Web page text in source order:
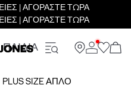
| ΑΓΟΡΑΣΤΕ ΤΩΡΑ
| ΑΓΟΡΑΣΤΕ ΤΩΡΑ
ΠΑΙΔΙΑ
PLUS SIZE ΑΠΛΌ